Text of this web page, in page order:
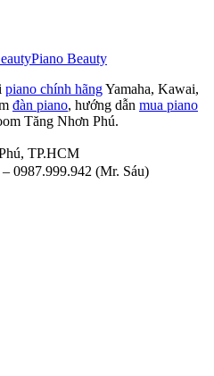
Piano Beauty
piano chính hãngYamaha, Kawai,
đàn piano, hướng dẫn mua piano
Tăng Nhơn Phú.
TP.HCM
– 0987.999.942 (Mr. Sáu)